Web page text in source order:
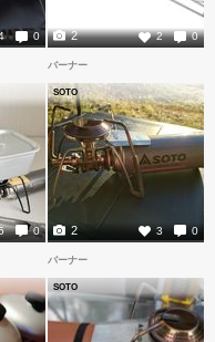
0 2 0
2
0
バーナー
SOTO
3 0
2
バーナー
SOTO